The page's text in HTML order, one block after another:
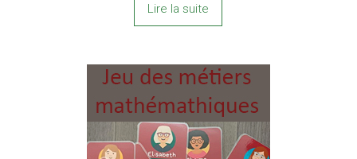
Lire la suite